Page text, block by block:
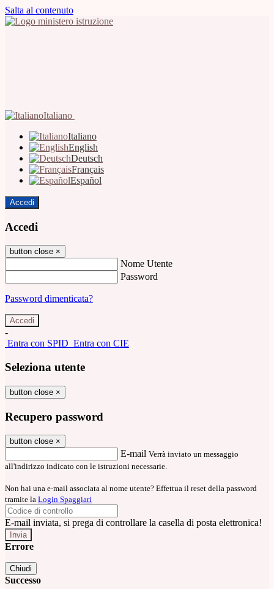
Salta al contenuto
Italiano
Italiano
English
Deutsch
Français
Español
Accedi
Accedi
button close ×
Nome Utente
Password
Password dimenticata?
-
Entra con SPID Entra con CIE
Seleziona utente
button close ×
Recupero password
button close ×
E-mail Verrà inviato un messaggio
all'indirizzo indicato con le istruzioni necessarie.
Non hai una e-mail associata al nome utente? Effettua il reset della password
tramite la Login Spaggiari
E-mail inviata, si prega di controllare la casella di posta elettronica!
Errore
Chiudi
Successo